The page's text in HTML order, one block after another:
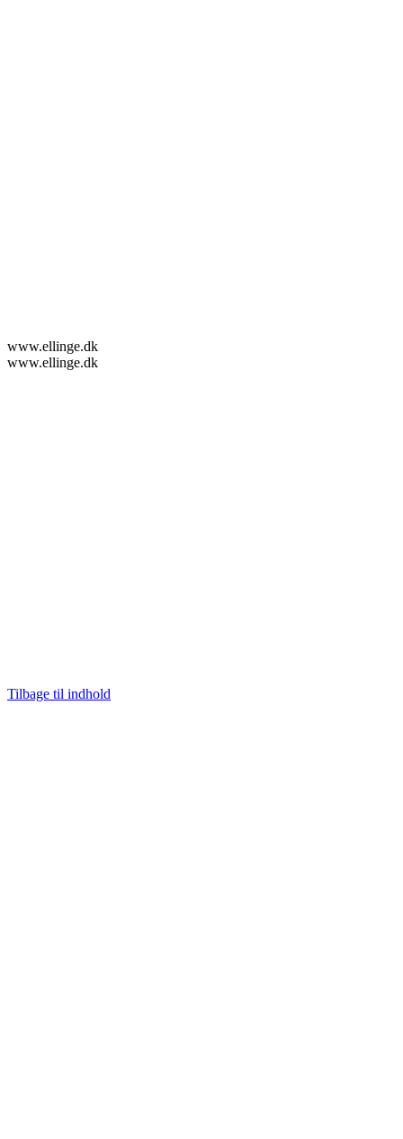
www.ellinge.dk
www.ellinge.dk
Tilbage til indhold